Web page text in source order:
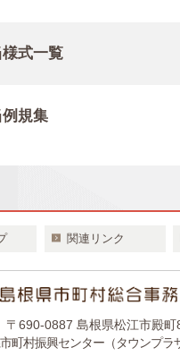
式一覧
規集
関連リンク
〒690-0887 島根県松江市殿
町村振興センター（タウンプラ